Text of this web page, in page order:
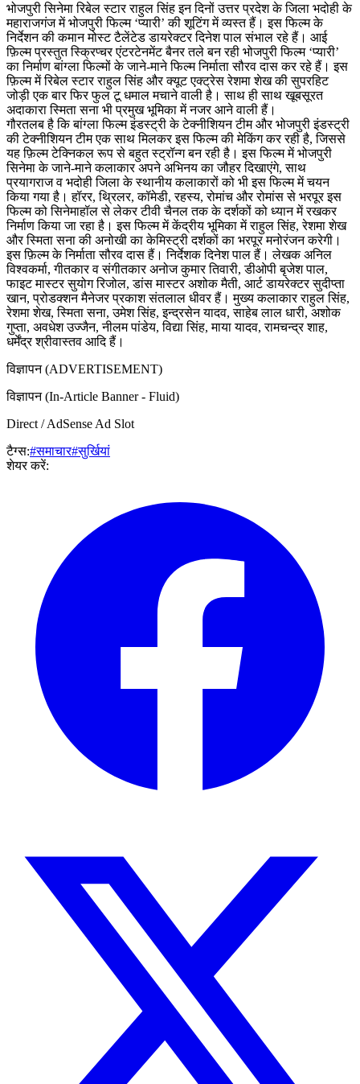
भोजपुरी सिनेमा रिबेल स्टार राहुल सिंह इन दिनों उत्तर प्रदेश के जिला भदोही के
महाराजगंज में भोजपुरी फिल्म ‘प्यारी’ की शूटिंग में व्यस्त हैं। इस फिल्म के
निर्देशन की कमान मोस्ट टैलेंटेड डायरेक्टर दिनेश पाल संभाल रहे हैं। आई
फ़िल्म प्रस्तुत स्क्रिप्चर एंटरटेनमेंट बैनर तले बन रही भोजपुरी फिल्म ‘प्यारी’
का निर्माण बांग्ला फिल्मों के जाने-माने फिल्म निर्माता सौरव दास कर रहे हैं। इस
फ़िल्म में रिबेल स्टार राहुल सिंह और क्यूट एक्ट्रेस रेशमा शेख की सुपरहिट
जोड़ी एक बार फिर फुल टू धमाल मचाने वाली है। साथ ही साथ खूबसूरत
अदाकारा स्मिता सना भी प्रमुख भूमिका में नजर आने वाली हैं।
गौरतलब है कि बांग्ला फिल्म इंडस्ट्री के टेक्नीशियन टीम और भोजपुरी इंडस्ट्री
की टेक्नीशियन टीम एक साथ मिलकर इस फिल्म की मेकिंग कर रही है, जिससे
यह फ़िल्म टेक्निकल रूप से बहुत स्ट्रॉन्ग बन रही है। इस फिल्म में भोजपुरी
सिनेमा के जाने-माने कलाकार अपने अभिनय का जौहर दिखाएंगे, साथ
प्रयागराज व भदोही जिला के स्थानीय कलाकारों को भी इस फिल्म में चयन
किया गया है। हॉरर, थ्रिलर, कॉमेडी, रहस्य, रोमांच और रोमांस से भरपूर इस
फिल्म को सिनेमाहॉल से लेकर टीवी चैनल तक के दर्शकों को ध्यान में रखकर
निर्माण किया जा रहा है। इस फिल्म में केंद्रीय भूमिका में राहुल सिंह, रेशमा शेख
और स्मिता सना की अनोखी का केमिस्ट्री दर्शकों का भरपूर मनोरंजन करेगी।
इस फ़िल्म के निर्माता सौरव दास हैं। निर्देशक दिनेश पाल हैं। लेखक अनिल
विश्वकर्मा, गीतकार व संगीतकार अनोज कुमार तिवारी, डीओपी बृजेश पाल,
फाइट मास्टर सुयोग रिजोल, डांस मास्टर अशोक मैती, आर्ट डायरेक्टर सुदीप्ता
खान, प्रोडक्शन मैनेजर प्रकाश संतलाल धीवर हैं। मुख्य कलाकार राहुल सिंह,
रेशमा शेख, स्मिता सना, उमेश सिंह, इन्द्रसेन यादव, साहेब लाल धारी, अशोक
गुप्ता, अवधेश उज्जैन, नीलम पांडेय, विद्या सिंह, माया यादव, रामचन्द्र शाह,
धर्मेंद्र श्रीवास्तव आदि हैं।
विज्ञापन (ADVERTISEMENT)
विज्ञापन (In-Article Banner - Fluid)
Direct / AdSense Ad Slot
टैग्स:#समाचार#सुर्खियां
शेयर करें: